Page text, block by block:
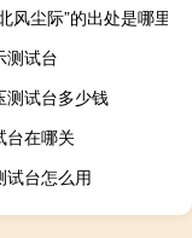
风尘际”的出处是哪里
测试台
测试台多少钱
台在哪关
试台怎么用